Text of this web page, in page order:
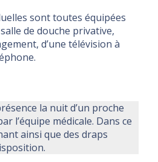
sont toutes équipées
de douche privative,
d’une télévision à
la nuit d’un proche
l’équipe médicale. Dans ce
ainsi que des draps